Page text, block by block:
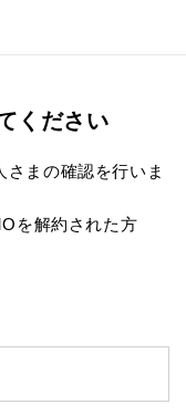
ください
まの確認を行いま
を解約された方